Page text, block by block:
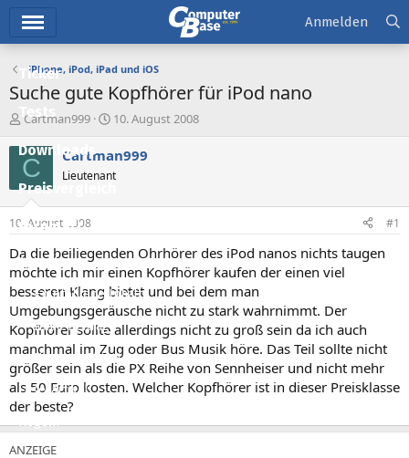
Ticker
Tests
Downloads
Preisvergleich
Forum
Aktuelles
Empfohlene Inhalte
Neue Beiträge
Neueste Aktivitäten
Leserartikel
Regeln
Anmelden
iPhone, iPod, iPad und iOS
Suche gute Kopfhörer für iPod nano
E
s
t
e
e
r
Cartman999
E
s
e
t
a
m
10. August 2008
C Cartman999
Lieutenant
10. August 2008 #1
Da die beiliegenden Ohrhörer des iPod nanos nichts taugen
möchte ich mir einen Kopfhörer kaufen der einen viel
besseren Klang bietet und bei dem man
Umgebungsgeräusche nicht zu stark wahrnimmt. Der
Kopfhörer sollte allerdings nicht zu groß sein da ich auch
manchmal im Zug oder Bus Musik höre. Das Teil sollte nicht
größer sein als die PX Reihe von Sennheiser und nicht mehr
als 50 Euro kosten. Welcher Kopfhörer ist in dieser Preisklasse
der beste?